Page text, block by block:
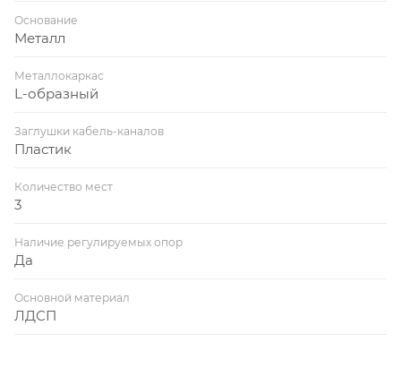
Основание
Металл
Металлокаркас
L-образный
Заглушки кабель-каналов
Пластик
Количество мест
3
Наличие регулируемых опор
Да
Основной материал
ЛДСП